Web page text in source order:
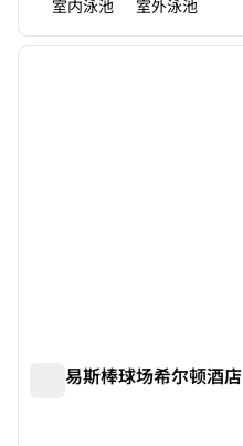
室内泳池 室外泳池
1/12
圣路易斯棒球场希尔顿酒店